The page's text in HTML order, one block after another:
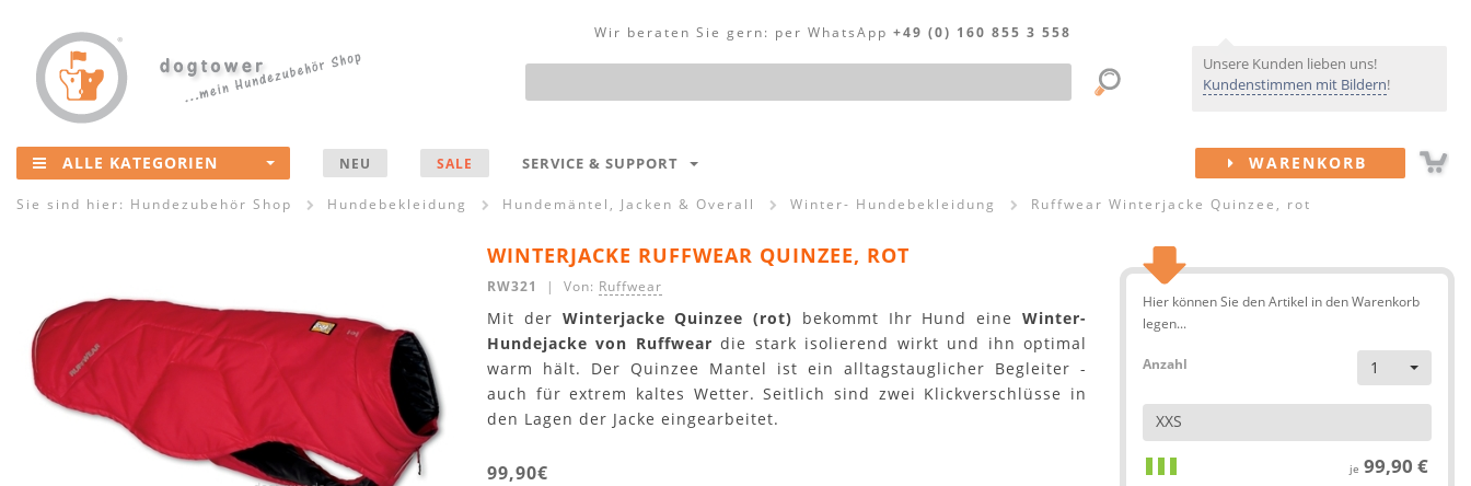
Unsere Kunden lieben uns!
Kundenstimmen mit Bildern!
Wir beraten Sie gern: per WhatsApp +49 (0) 160 855 3 558
Produktsuche
ALLE KATEGORIEN NEU SALE SERVICE & SUPPORT WARENKORB
Sie sind hier: Hundezubehör Shop Hundebekleidung Hundemäntel, Jacken & Overall Winter- Hundebekleidung Ruffwear Winterjacke Quinzee, rot
WINTERJACKE RUFFWEAR QUINZEE, ROT
RW321 | Von: Ruffwear
Mit der Winterjacke Quinzee (rot) bekommt Ihr Hund eineWinter-
Hundejacke von Ruffwear die stark isolierend wirkt und ihn optimal
warm hält. Der Quinzee Mantel ist ein alltagstauglicher Begleiter -
auch für extrem kaltes Wetter. Seitlich sind zwei Klickverschlüsse in
den Lagen der Jacke eingearbeitet.
99,90€
Hier können Sie den Artikel in den Warenkorb
legen...
Anzahl 1
XXS
je 99,90 €